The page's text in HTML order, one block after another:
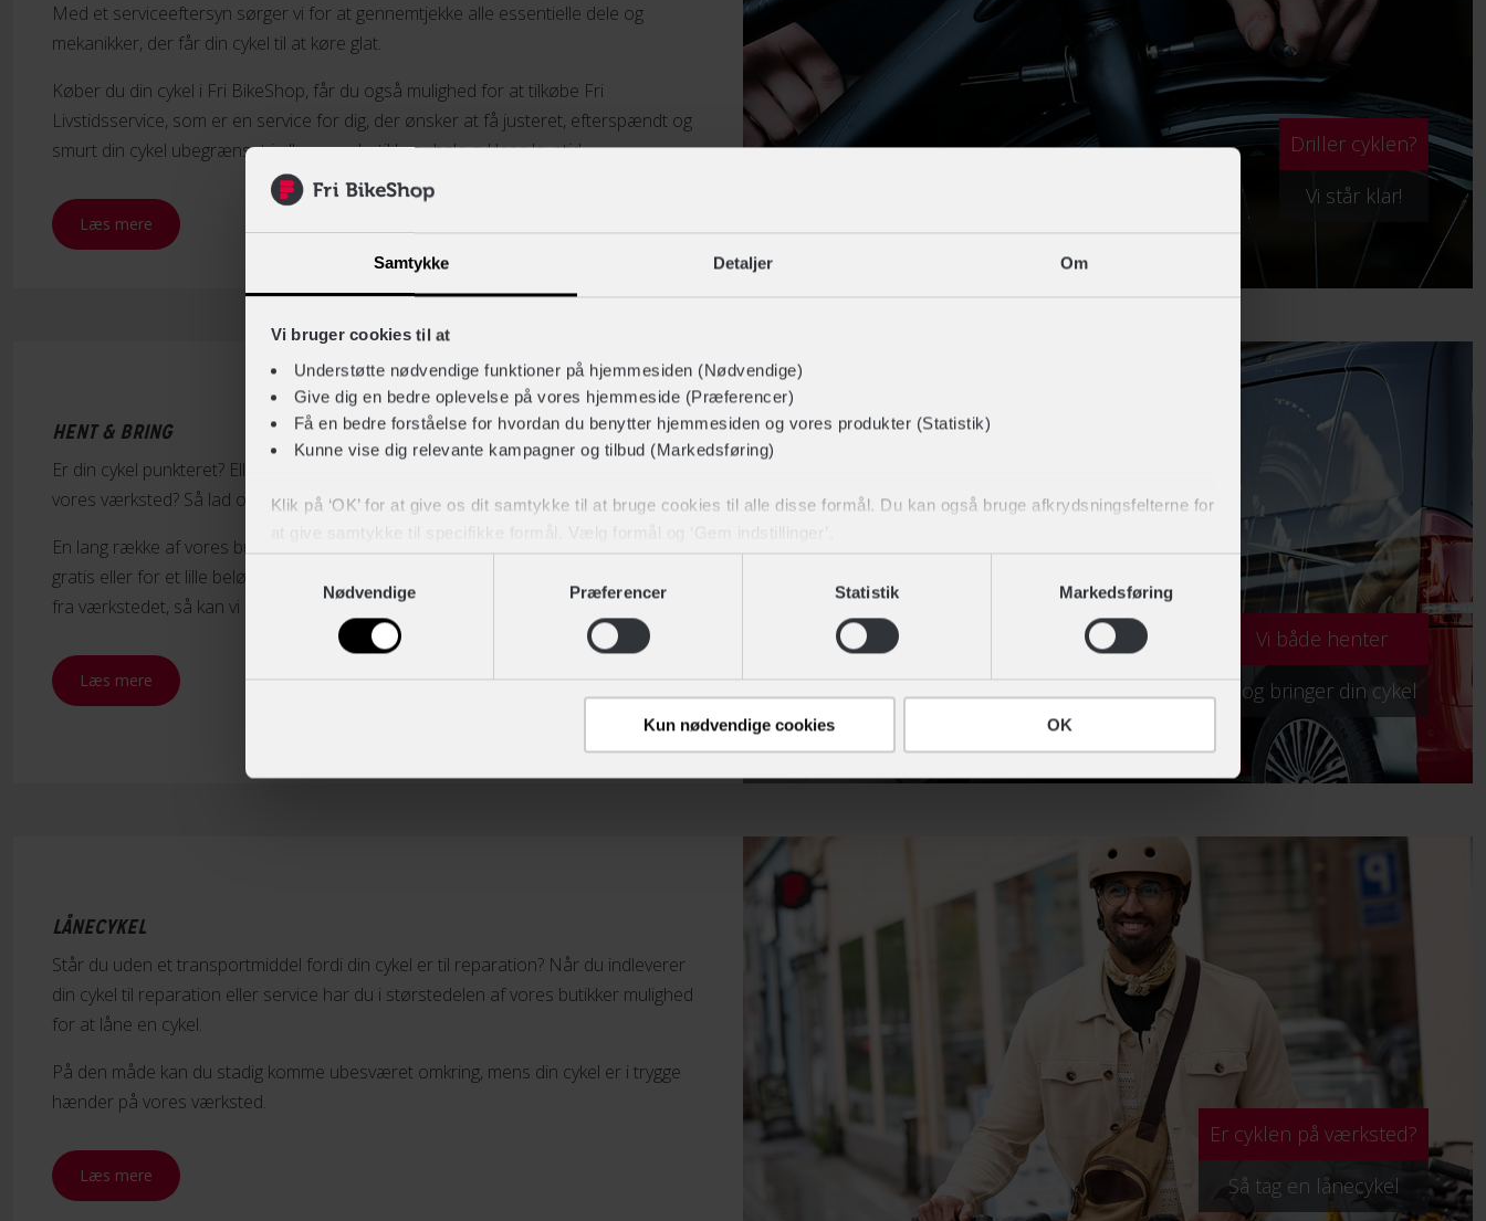
Samtykke Detaljer Om
Vi bruger cookies til at
Understøtte nødvendige funktioner på hjemmesiden (Nødvendige)
Give dig en bedre oplevelse på vores hjemmeside (Præferencer)
Få en bedre forståelse for hvordan du benytter hjemmesiden og vores produkter (Statistik)
Kunne vise dig relevante kampagner og tilbud (Markedsføring)
Klik på ‘OK’ for at give os dit samtykke til at bruge cookies til alle disse formål. Du kan også bruge afkrydsningsfelterne for
at give samtykke til specifikke formål. Vælg formål og ‘Gem indstillinger’.
Du kan til enhver tid trække dit samtykke tilbage eller ændre det ved at klikke på linket "Brug af cookies" nederst på siden.
Nødvendige
Præferencer Statistik Markedsføring
Kun nødvendige cookies OK
,
Kontakt butik
Kontakt butik
Driller cyklen?
Vi står klar!
Med et serviceeftersyn sørger vi for at gennemtjekke alle essentielle dele og
mekanikker, der får din cykel til at køre glat.
Køber du din cykel i Fri BikeShop, får du også mulighed for at tilkøbe Fri
Livstidsservice, som er en service for dig, der ønsker at få justeret, efterspændt og
smurt din cykel ubegrænset i alle vores butikker - hele cyklens levetid.
Læs mere
Vi både henter
... og bringer din cykel
HENT & BRING
Er din cykel punkteret? Eller har du ikke mulighed for at få bragt din cykel hen til
vores værksted? Så lad os hjælpe dig og sørge for transporten.
En lang række af vores butikker tilbyder dig at hente din cykel til værkstedet, enten
gratis eller for et lille beløb. Og hvis du heller ikke har mulighed for at hente cyklen
fra værkstedet, så kan vi også fragte den lige til din hoveddør.
Læs mere
Er cyklen på værksted?
Så tag en lånecykel
LÅNECYKEL
Står du uden et transportmiddel fordi din cykel er til reparation? Når du indleverer
din cykel til reparation eller service har du i størstedelen af vores butikker mulighed
for at låne en cykel.
På den måde kan du stadig komme ubesværet omkring, mens din cykel er i trygge
hænder på vores værksted.
Læs mere